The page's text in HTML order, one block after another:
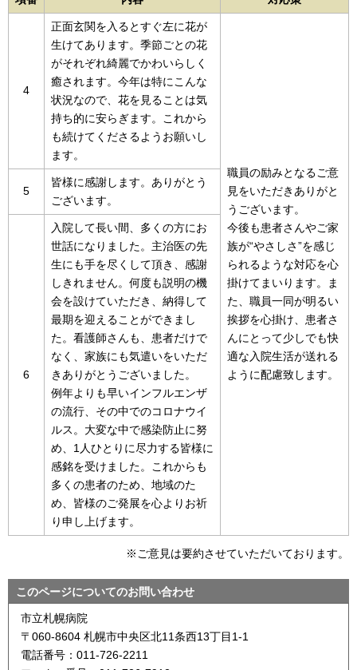
4
正面玄関を入るとすぐ左に花が
生けてあります。季節ごとの花
がそれぞれ綺麗でかわいらしく
癒されます。今年は特にこんな
状況なので、花を見ることは気
持ち的に安らぎます。これから
も続けてくださるようお願いし
ます。
職員の励みとなるご意
見をいただきありがと
うございます。
今後も患者さんやご家
族が“やさしさ”を感じ
られるような対応を心
掛けてまいります。ま
た、職員一同が明るい
挨拶を心掛け、患者さ
んにとって少しでも快
適な入院生活が送れる
ように配慮致します。
5
皆様に感謝します。ありがとう
ございます。
6
入院して長い間、多くの方にお
世話になりました。主治医の先
生にも手を尽くして頂き、感謝
しきれません。何度も説明の機
会を設けていただき、納得して
最期を迎えることができまし
た。看護師さんも、患者だけで
なく、家族にも気遣いをいただ
きありがとうございました。
例年よりも早いインフルエンザ
の流行、その中でのコロナウイ
ルス。大変な中で感染防止に努
め、1人ひとりに尽力する皆様に
感銘を受けました。これからも
多くの患者のため、地域のた
め、皆様のご発展を心よりお祈
り申し上げます。
※ご意見は要約させていただいております。
このページについてのお問い合わせ
市立札幌病院
〒060-8604 札幌市中央区北11条西13丁目1-1
電話番号：011-726-2211